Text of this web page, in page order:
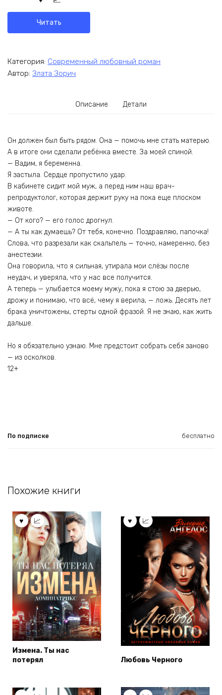
Читать
Категория: Современный любовный роман
Автор: Злата Зорич
Описание Детали
Он должен был быть рядом. Она — помочь мне стать матерью.
А в итоге они сделали ребёнка вместе. За моей спиной.
— Вадим, я беременна.
Я застыла. Сердце пропустило удар.
В кабинете сидит мой муж, а перед ним наш врач-
репродуктолог, которая держит руку на пока еще плоском
животе.
— От кого? — его голос дрогнул.
— А ты как думаешь? От тебя, конечно. Поздравляю, папочка!
Слова, что разрезали как скальпель — точно, намеренно, без
анестезии.
Она говорила, что я сильная, утирала мои слёзы после
неудач, и уверяла, что у нас все получится.
А теперь — улыбается моему мужу, пока я стою за дверью,
дрожу и понимаю, что всё, чему я верила, — ложь. Десять лет
брака уничтожены, стерты одной фразой. Я не знаю, как жить
дальше.
Но я обязательно узнаю. Мне предстоит собрать себя заново
— из осколков.
12+
По подписке бесплатно
Похожие книги
Измена. Ты нас
потерял
Любовь Черного